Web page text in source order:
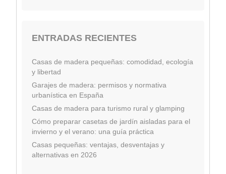
ENTRADAS RECIENTES
Casas de madera pequeñas: comodidad, ecología
y libertad
Garajes de madera: permisos y normativa
urbanística en España
Casas de madera para turismo rural y glamping
Cómo preparar casetas de jardín aisladas para el
invierno y el verano: una guía práctica
Casas pequeñas: ventajas, desventajas y
alternativas en 2026